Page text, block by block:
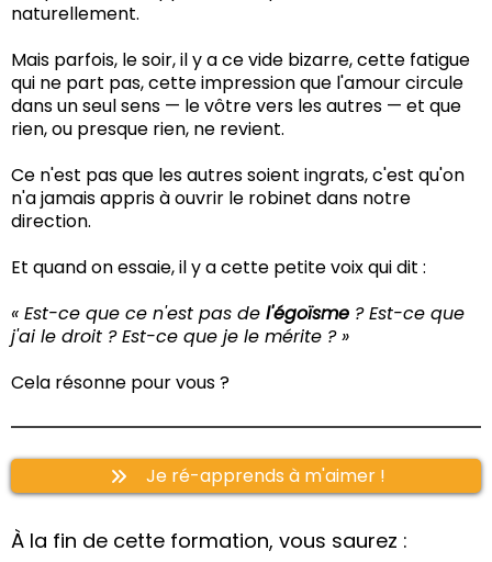
naturellement.
Mais parfois, le soir, il y a ce vide bizarre, cette fatigue
qui ne part pas, cette impression que l'amour circule
dans un seul sens — le vôtre vers les autres — et que
rien, ou presque rien, ne revient.
Ce n'est pas que les autres soient ingrats, c'est qu'on
n'a jamais appris à ouvrir le robinet dans notre
direction.
Et quand on essaie, il y a cette petite voix qui dit :
« Est-ce que ce n'est pas de l'égoïsme ? Est-ce que
j'ai le droit ? Est-ce que je le mérite ? »
Cela résonne pour vous ?
Je ré-apprends à m'aimer !
À la fin de cette formation, vous saurez :